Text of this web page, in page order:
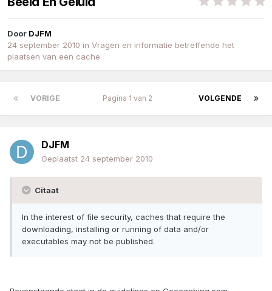
Door DJFM
24 september 2010 in Vragen en informatie betreffende het
plaatsen van een cache
VORIGE VOLGENDE
Pagina 1 van 2
DJFM
Geplaatst 24 september 2010
Citaat
In the interest of file security, caches that require the
downloading, installing or running of data and/or
executables may not be published.